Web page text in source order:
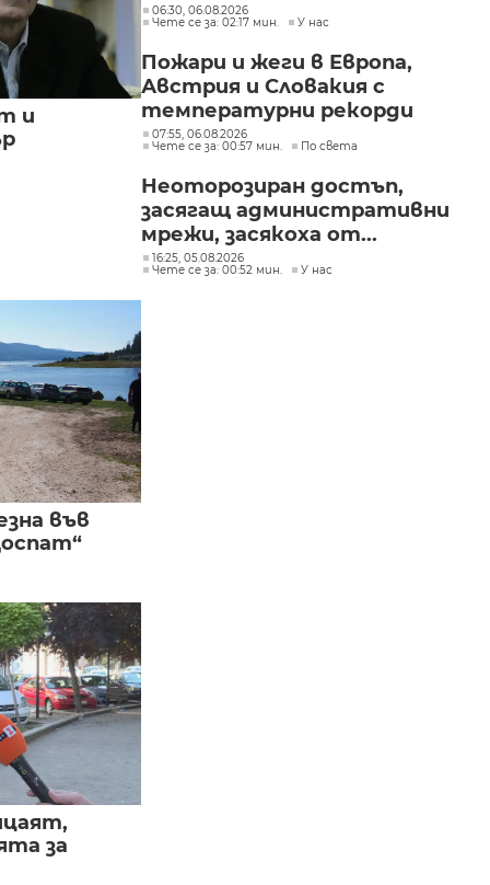
и
във
за
06:30, 06.08.2026
Чете се за: 02:17 мин.
У нас
Пожари и жеги в Европа,
Австрия и Словакия с
температурни рекорди
07:55, 06.08.2026
Чете се за: 00:57 мин.
По света
Неоторозиран достъп,
засягащ административни
мрежи, засякоха от...
16:25, 05.08.2026
Чете се за: 00:52 мин.
У нас